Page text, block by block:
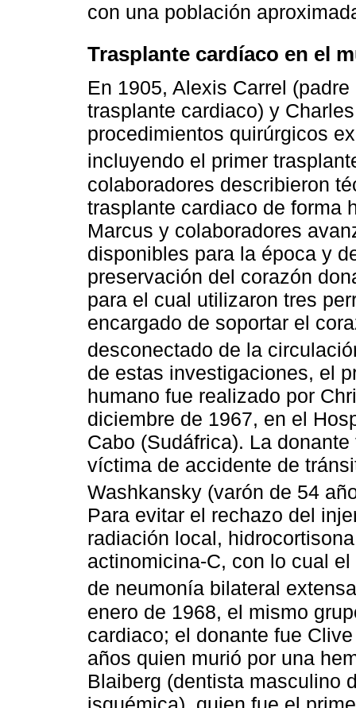
con una población
Trasplante cardíaco en el
En 1905, Alexis Carrel
trasplante cardiaco) y
procedimientos quirúrgicos
incluyendo el primer
colaboradores describieron
trasplante cardiaco de forma
Marcus y colaboradores
disponibles para la época y
preservación del corazón
para el cual utilizaron tres
encargado de soportar el
desconectado de la
de estas investigaciones, el
humano fue realizado por
diciembre de 1967, en el
Cabo (Sudáfrica). La
víctima de accidente de
Washkansky (varón de 54
Para evitar el rechazo del
radiación local,
actinomicina-C, con lo cual
de neumonía bilateral extensa
enero de 1968, el mismo
cardiaco; el donante fue
años quien murió por una
Blaiberg (dentista masculino